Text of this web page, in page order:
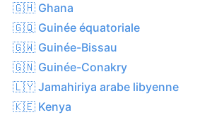
🇬🇭 Ghana
🇬🇶 Guinée équatoriale
🇬🇼 Guinée-Bissau
🇬🇳 Guinée-Conakry
🇱🇾 Jamahiriya arabe libyenne
🇰🇪 Kenya